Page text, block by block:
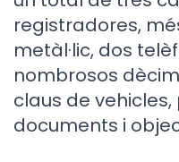
registradores,
metàl·lic, dos
nombrosos
claus de
documents i